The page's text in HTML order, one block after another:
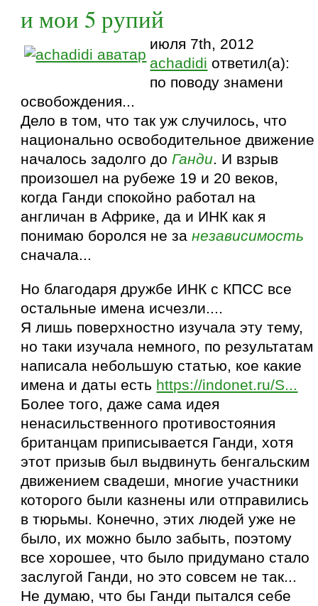
и мои 5 рупий
июля 7th, 2012
achadidi ответил(а):
по поводу знамени
освобождения...
Дело в том, что так уж случилось, что
национально освободительное движение
началось задолго доГанди. И взрыв
произошел на рубеже 19 и 20 веков,
когда Ганди спокойно работал на
англичан в Африке, да и ИНК как я
понимаю боролся не занезависимость
сначала...
Но благодаря дружбе ИНК с КПСС все
остальные имена исчезли....
Я лишь поверхностно изучала эту тему,
но таки изучала немного, по результатам
написала небольшую статью, кое какие
имена и даты есть https://indonet.ru/S...
Более того, даже сама идея
ненасильственного противостояния
британцам приписывается Ганди, хотя
этот призыв был выдвинуть бенгальским
движением свадеши, многие участники
которого были казнены или отправились
в тюрьмы. Конечно, этих людей уже не
было, их можно было забыть, поэтому
все хорошее, что было придумано стало
заслугой Ганди, но это совсем не так...
Не думаю, что бы Ганди пытался себе